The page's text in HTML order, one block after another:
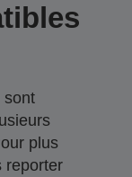
sont
plus
reporter